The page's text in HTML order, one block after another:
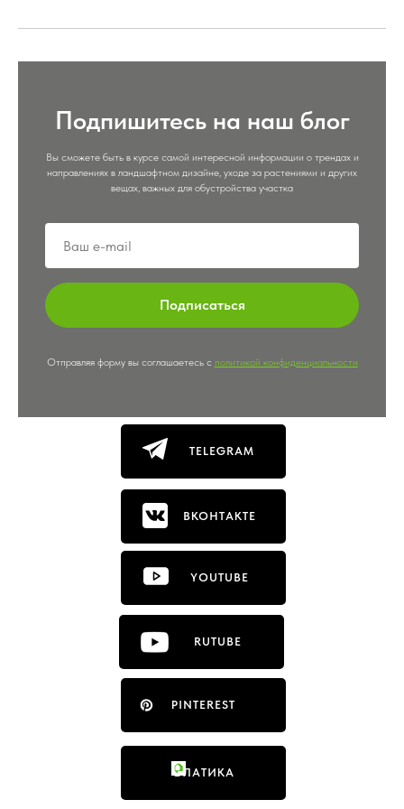
Подпишитесь на наш блог
Вы сможете быть в курсе самой интересной информации о трендах и
направлениях в ландшафтном дизайне, уходе за растениями и других
вещах, важных для обустройства участка
Подписаться
Отправляя форму вы соглашаетесь с политикой конфиденциальности
TELEGRAM
PINTEREST
ФЛАТИКА
YOUTUBE
ВКОНТАКТЕ
RUTUBE